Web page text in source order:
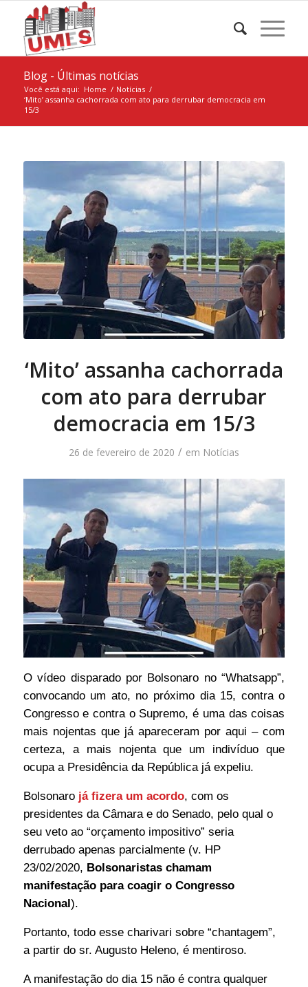
Blog - Últimas notícias
Você está aqui: Home / Notícias /
‘Mito’ assanha cachorrada com ato para derrubar democracia em
15/3
‘Mito’ assanha cachorrada
com ato para derrubar
democracia em 15/3
26 de fevereiro de 2020 / em Notícias
O vídeo disparado por Bolsonaro no “Whatsapp”,
convocando um ato, no próximo dia 15, contra o
Congresso e contra o Supremo, é uma das coisas
mais nojentas que já apareceram por aqui – com
certeza, a mais nojenta que um indivíduo que
ocupa a Presidência da República já expeliu.
Bolsonaro já fizera um acordo, com os
presidentes da Câmara e do Senado, pelo qual o
seu veto ao “orçamento impositivo” seria
derrubado apenas parcialmente (v. HP
23/02/2020, Bolsonaristas chamam
manifestação para coagir o Congresso
Nacional).
Portanto, todo esse charivari sobre “chantagem”,
a partir do sr. Augusto Heleno, é mentiroso.
A manifestação do dia 15 não é contra qualquer